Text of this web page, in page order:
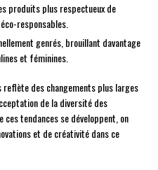
produits plus respectueux de
responsables.
genrés, brouillant davantage
et féminines.
reflète des changements plus larges
de la diversité des
ces tendances se développent, on
et de créativité dans ce